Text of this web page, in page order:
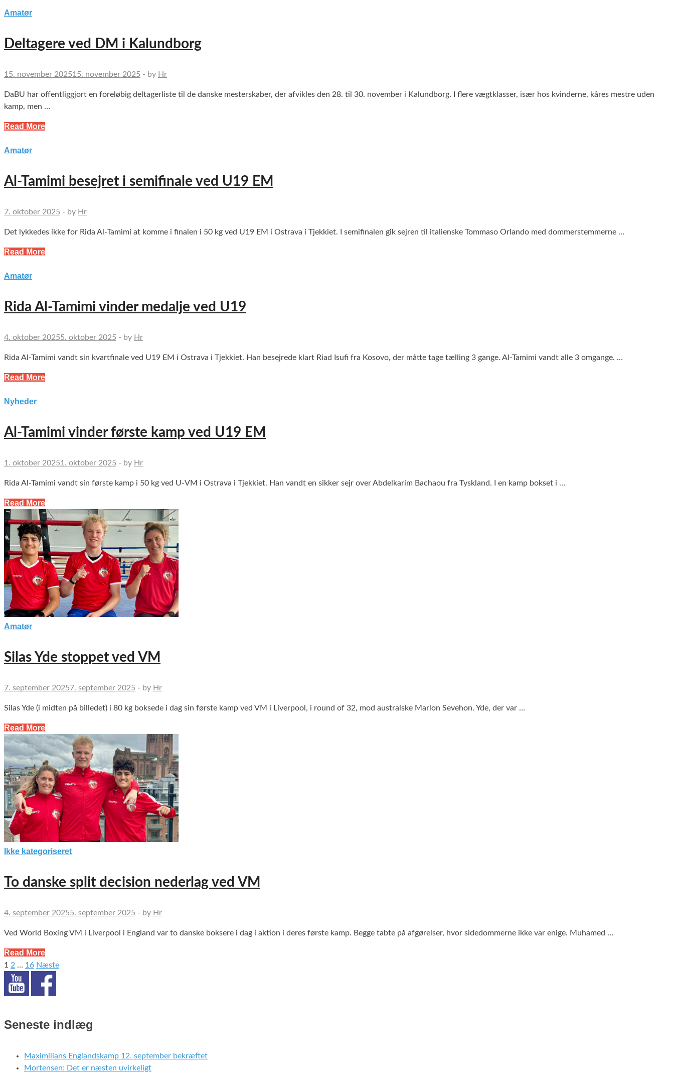
Amatør
Deltagere ved DM i Kalundborg
15. november 202515. november 2025 - by Hr
DaBU har offentliggjort en foreløbig deltagerliste til de danske mesterskaber, der afvikles den 28. til 30. november i Kalundborg. I flere vægtklasser, især hos kvinderne, kåres mestre uden
kamp, men …
Read More
Amatør
Al-Tamimi besejret i semifinale ved U19 EM
7. oktober 2025 - by Hr
Det lykkedes ikke for Rida Al-Tamimi at komme i finalen i 50 kg ved U19 EM i Ostrava i Tjekkiet. I semifinalen gik sejren til italienske Tommaso Orlando med dommerstemmerne …
Read More
Amatør
Rida Al-Tamimi vinder medalje ved U19
4. oktober 20255. oktober 2025 - by Hr
Rida Al-Tamimi vandt sin kvartfinale ved U19 EM i Ostrava i Tjekkiet. Han besejrede klart Riad Isufi fra Kosovo, der måtte tage tælling 3 gange. Al-Tamimi vandt alle 3 omgange. …
Read More
Nyheder
Al-Tamimi vinder første kamp ved U19 EM
1. oktober 20251. oktober 2025 - by Hr
Rida Al-Tamimi vandt sin første kamp i 50 kg ved U-VM i Ostrava i Tjekkiet. Han vandt en sikker sejr over Abdelkarim Bachaou fra Tyskland. I en kamp bokset i …
Read More
Amatør
Silas Yde stoppet ved VM
7. september 20257. september 2025 - by Hr
Silas Yde (i midten på billedet) i 80 kg boksede i dag sin første kamp ved VM i Liverpool, i round of 32, mod australske Marlon Sevehon. Yde, der var …
Read More
Ikke kategoriseret
To danske split decision nederlag ved VM
4. september 20255. september 2025 - by Hr
Ved World Boxing VM i Liverpool i England var to danske boksere i dag i aktion i deres første kamp. Begge tabte på afgørelser, hvor sidedommerne ikke var enige. Muhamed …
Read More
Indlægsinddeling
1 2 … 16 Næste
Seneste indlæg
Maximilians Englandskamp 12. september bekræftet
Mortensen: Det er næsten uvirkeligt